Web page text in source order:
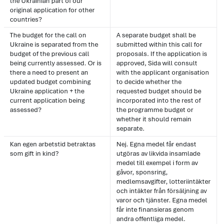
original application for other
countries?
The budget for the call on
Ukraine is separated from the
budget of the previous call
being currently assessed. Or is
there a need to present an
updated budget combining
Ukraine application + the
current application being
assessed?
A separate budget shall be
submitted within this call for
proposals. If the application is
approved, Sida will consult
with the applicant organisation
to decide whether the
requested budget should be
incorporated into the rest of
the programme budget or
whether it should remain
separate.
Kan egen arbetstid betraktas
som gift in kind?
Nej. Egna medel får endast
utgöras av likvida insamlade
medel till exempel i form av
gåvor, sponsring,
medlemsavgifter, lotteriintäkter
och intäkter från försäljning av
varor och tjänster. Egna medel
får inte finansieras genom
andra offentliga medel.